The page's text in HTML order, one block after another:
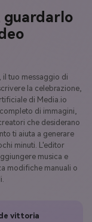
guardarlo
tuo messaggio di
la celebrazione,
di Media.io
di immagini,
che desiderano
ti aiuta a generare
minuti. L'editor
musica e
modifiche manuali o
vittoria